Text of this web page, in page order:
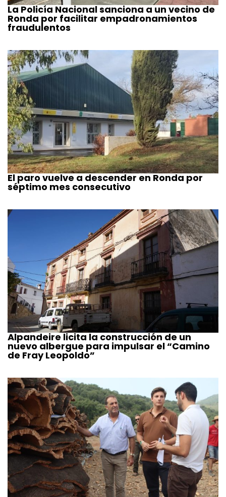
La Policía Nacional sanciona a un vecino de
Ronda por facilitar empadronamientos
fraudulentos
El paro vuelve a descender en Ronda por
séptimo mes consecutivo
Alpandeire licita la construcción de un
nuevo albergue para impulsar el “Camino
de Fray Leopoldo”